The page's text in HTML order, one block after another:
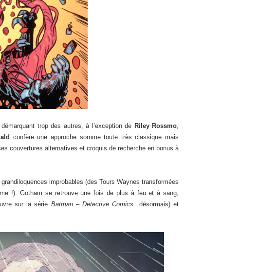
trop des autres, à l’exception de Riley Rossmo
confère une approche somme toute très classique mais
couvertures alternatives et croquis de recherche en bonus à
improbables (des Tours Waynes transformées
!). Gotham se retrouve une fois de plus à feu et à sang,
sur la série Batman – Detective Comics désormais) et